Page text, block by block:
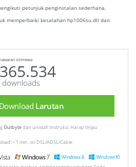
petunjuk penginstalan sederhana.
memperbaiki kesalahan hp1006su.dll dan
istimewa
downloads
Download Larutan
Outbytedan unistall :instruksi. Harap tinjau
< 1 min. on DSL/ADSL/Cable